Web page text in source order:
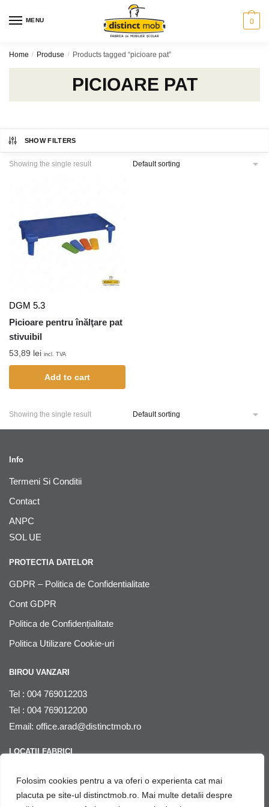
Folosim cookies pentru a va oferi o experienta cat mai
placuta pe site-ul distinctmob.ro. Mai multe detalii despre
MENU 0
Home / Produse / Products tagged “picioare pat”
PICIOARE PAT
SHOW FILTERS
Showing the single result
DGM 5.3
Picioare pentru înălţare pat
stivuibil
53,89 lei incl. TVA
Add to cart
Showing the single result
Info
Termeni Si Conditii
Contact
ANPC
SOL UE
PROTECTIA DATELOR
GDPR – Politica de Confidentialitate
Cont GDPR
Politica de Confidențialitate
Politica Utilizare Cookie-uri
BIROU VANZARI
Tel : 004 769012203
Tel : 004 769012200
Email: office.arad@distinctmob.ro
LOCATII FABRICI
Romania